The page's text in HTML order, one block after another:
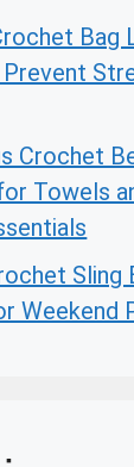
Bag
Crochet
Towels
Sling
Weekend